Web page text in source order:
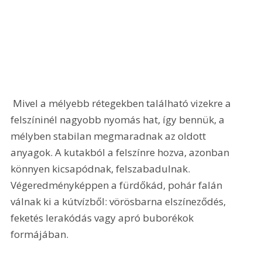
felszíninél nagyobb nyomás hat, így bennük, a
mélyben stabilan megmaradnak az oldott
anyagok. A kutakból a felszínre hozva, azonban
könnyen kicsapódnak, felszabadulnak.
Végeredményképpen a fürdőkád, pohár falán
válnak ki a kútvízből: vörösbarna elszíneződés,
feketés lerakódás vagy apró buborékok
formájában.